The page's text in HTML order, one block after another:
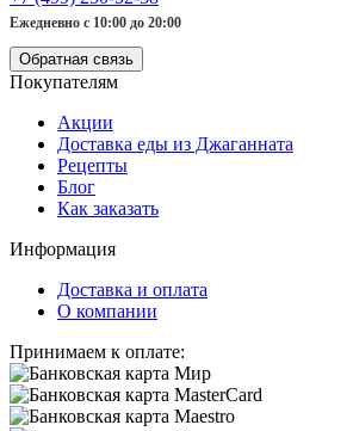
Ежедневно с 10:00 до 20:00
Обратная связь
Покупателям
Акции
Доставка еды из Джаганната
Рецепты
Блог
Как заказать
Информация
Доставка и оплата
О компании
Принимаем к оплате: